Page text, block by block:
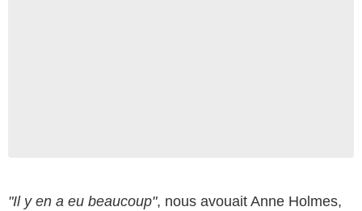
"Il y en a eu beaucoup", nous avouait Anne Holmes,